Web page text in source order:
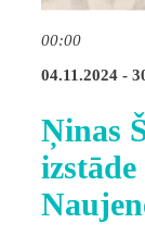
00:00
04.11.2024 -
Ņinas